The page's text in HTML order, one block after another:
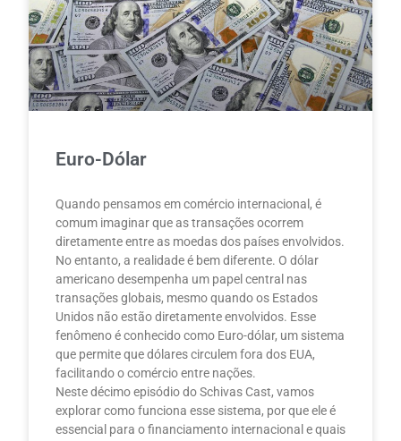
Euro-Dólar
Quando pensamos em comércio internacional, é
comum imaginar que as transações ocorrem
diretamente entre as moedas dos países envolvidos.
No entanto, a realidade é bem diferente. O dólar
americano desempenha um papel central nas
transações globais, mesmo quando os Estados
Unidos não estão diretamente envolvidos. Esse
fenômeno é conhecido como Euro-dólar, um sistema
que permite que dólares circulem fora dos EUA,
facilitando o comércio entre nações.
Neste décimo episódio do Schivas Cast, vamos
explorar como funciona esse sistema, por que ele é
essencial para o financiamento internacional e quais